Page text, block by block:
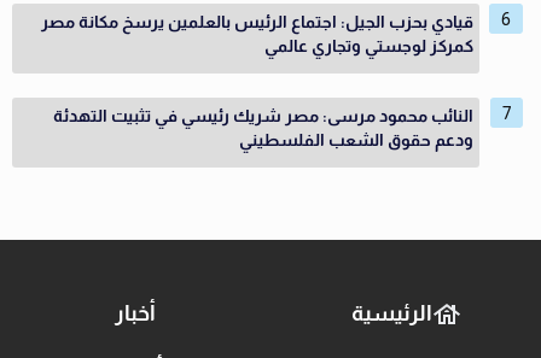
قيادي بحزب الجيل: اجتماع الرئيس بالعلمين يرسخ مكانة مصر
كمركز لوجستي وتجاري عالمي
النائب محمود مرسى: مصر شريك رئيسي في تثبيت التهدئة
ودعم حقوق الشعب الفلسطيني
الرئيسية أخبار